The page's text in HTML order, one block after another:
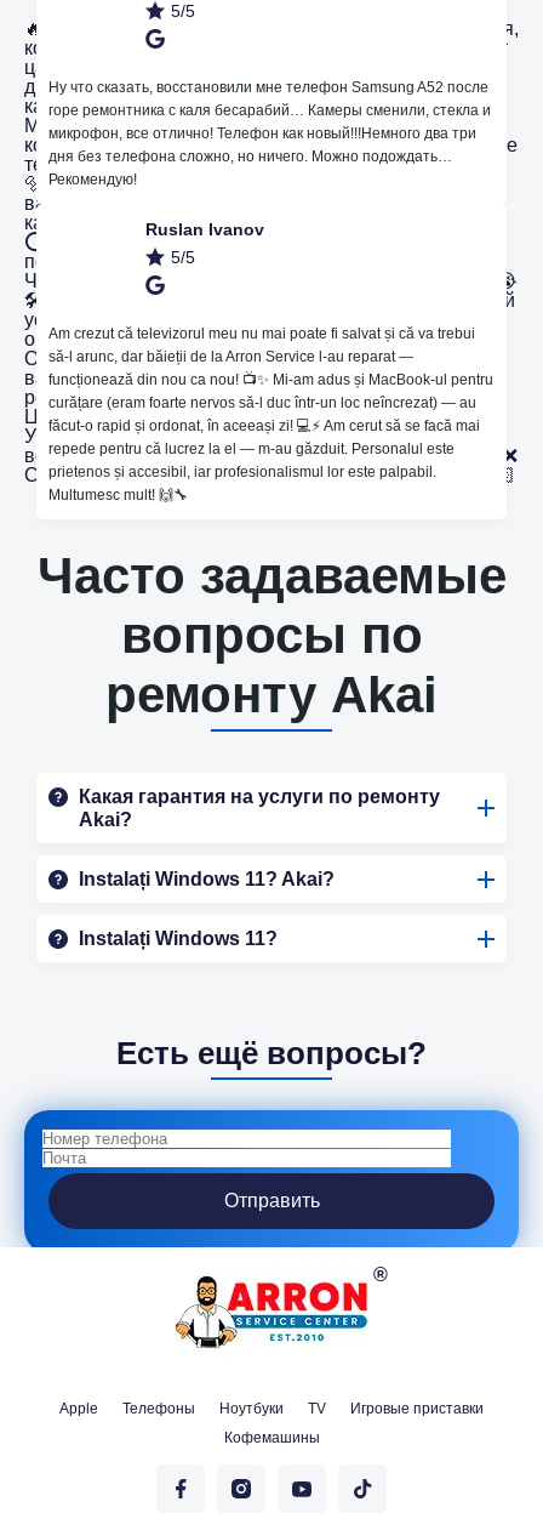
5/5
Ну что сказать, восстановили мне телефон Samsung A52 после
горе ремонтника с каля бесарабий… Камеры сменили, стекла и
микрофон, все отлично! Телефон как новый!!!Немного два три
дня без телефона сложно, но ничего. Можно подождать…
Рекомендую!
Ruslan Ivanov
5/5
Am crezut că televizorul meu nu mai poate fi salvat și că va trebui
să-l arunc, dar băieții de la Arron Service l-au reparat —
funcționează din nou ca nou! 📺✨ Mi-am adus și MacBook-ul pentru
curățare (eram foarte nervos să-l duc într-un loc neîncrezat) — au
făcut-o rapid și ordonat, în aceeași zi! 💻⚡️ Am cerut să se facă mai
repede pentru că lucrez la el — m-au găzduit. Personalul este
prietenos și accesibil, iar profesionalismul lor este palpabil.
Multumesc mult! 🙌🔧
🔥Нанесение пленки для защиты на основе гидрогеля,
который помогает от неровностей и восстанавливает
царапины 🤪. 😱Мы предоставляем гарантию 365
дней! ⚙️Noi мы берем на себя ответственность за
качество предоставляемых нами услуг!
Mama cu pisici доверяет нам и профессионализму,
которым мы обладаем! 🛠️ Мы поможем вам в ремонте
телефонов, ноутбуков, компьютеров, кофемашин 😍.
🔩 У нас также есть подходящие аксессуары для
вашего телефона. Приходите и убедитесь сами,
какими навыками мы обладаем!
⭕️ У вас сломался ноутбук, и вы не знаете, как его
починить? Мы здесь, чтобы помочь!...
Что делать, если разбил экран на своем телефоне? 😭
🛠️ Позвоните в специализированный сервис, который
устранит проблему и заменит экран на новый и
оригинальный! 😎 Мы работаем только с
ОРИГИНАЛЬНЫМИ запчастями и гарантируем, что
ваш телефон будет работать идеально! Мы
ремонтируем любую модель телефона по отличной
ЦЕНЕ !💰
Уважаемые клиенты, сообщаем вам, что в это
воскресенье сервис не будет работать 🥲 Дата 23.04 ❌
С понедельника мы работаем в обычном режиме.🙏🏻
Часто задаваемые
вопросы по
ремонту Akai
Какая гарантия на услуги по ремонту
Akai?
Instalați Windows 11? Akai?
Instalați Windows 11?
Есть ещё вопросы?
Отправить
Apple Телефоны Ноутбуки TV
Игровые приставки
Кофемашины